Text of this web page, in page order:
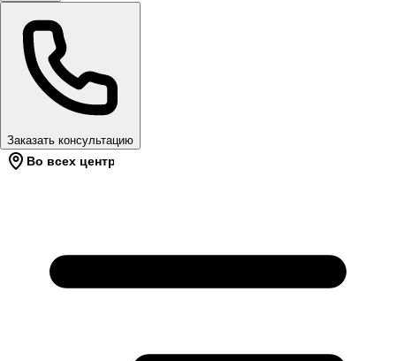
Заказать консультацию
Во всех центрах